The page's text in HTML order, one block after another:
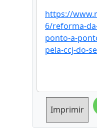
https://
6/reforma-
ponto-a-
pela-ccj-do-
Imprimir